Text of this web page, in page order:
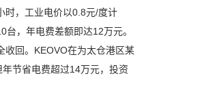
时，工业电价以0.8元/度计
，年电费差额即达12万元。
回。KEOVO在为太仓港区某
节省电费超过14万元，投资